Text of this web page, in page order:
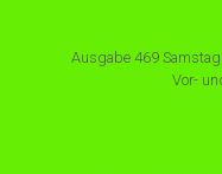
Ausgabe 469
Vor-